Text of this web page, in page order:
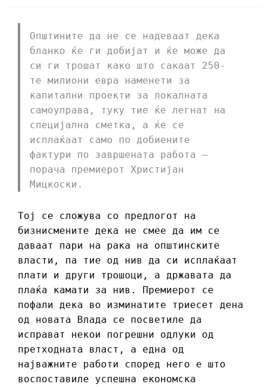
Општините да не се надеваат дека
бланко ќе ги добијат и ќе може да
си ги трошат како што сакаат 250-
те милиони евра наменети за
капитални проекти за локалната
самоуправа, туку тие ќе легнат на
специјална сметка, а ќе се
исплаќаат само по добиените
фактури по завршената работа –
порача премиерот Христијан
Мицкоски.
Тој се сложува со предлогот на
бизнисмените дека не смее да им се
даваат пари на рака на општинските
власти, па тие од нив да си исплаќаат
плати и други трошоци, а државата да
плаќа камати за нив. Премиерот се
пофали дека во изминатите триесет дена
од новата Влада се посветиле да
исправат некои погрешни одлуки од
претходната власт, а една од
најважните работи според него е што
воспоставиле успешна економска